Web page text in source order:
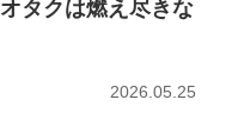
タクは燃え尽きな
2026.05.25